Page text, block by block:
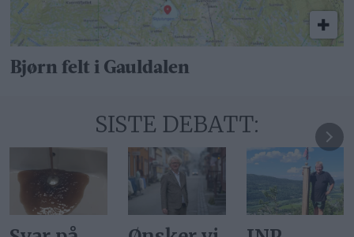
Bjørn felt i Gauldalen
SISTE DEBATT: